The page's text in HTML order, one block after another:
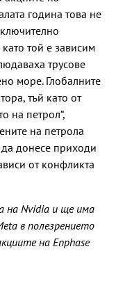
година това не
той е зависим
трусове
море. Глобалните
тъй като от
на петрол“,
на петрола
да донесе приходи
от конфликта
на Nvidia и ще има
в полезрението
на Enphase